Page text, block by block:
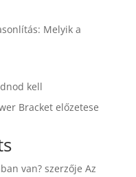
Melyik a
kell
Bracket előzetese
van?szerzője Az